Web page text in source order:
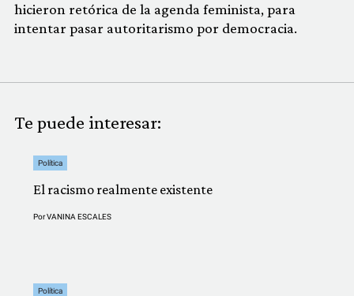
hicieron retórica de la agenda feminista, para
intentar pasar autoritarismo por democracia.
Te puede interesar:
Política
El racismo realmente existente
PorVANINA ESCALES
Política